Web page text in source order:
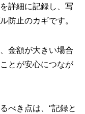
詳細に記録し、写
防止のカギです。
金額が大きい場合
とが安心につなが
べき点は、“記録と